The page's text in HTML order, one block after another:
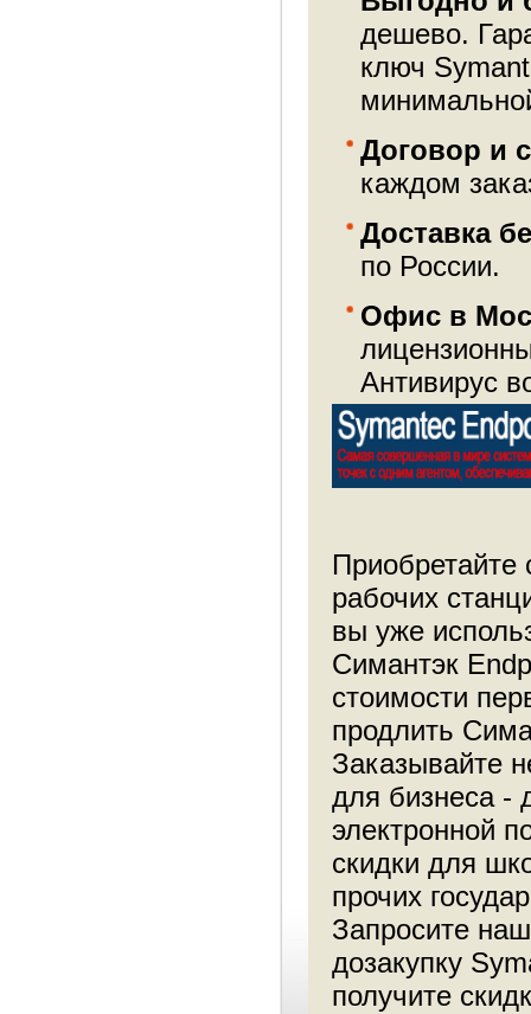
дешево.
ключ
Договор и
каждом
Доставка
по России.
Офис в
Антивирус
рабочих
вы уже
Симантэк
стоимости
продлить
Заказывайте
для бизнеса -
электронной
скидки для
прочих
Запросите
дозакупку
получите